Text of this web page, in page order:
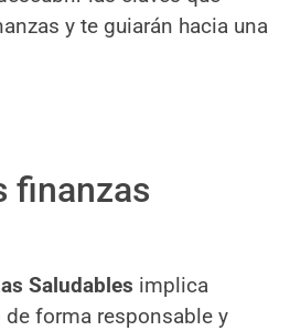
y te guiarán hacia una
finanzas
Saludables implica
forma responsable y